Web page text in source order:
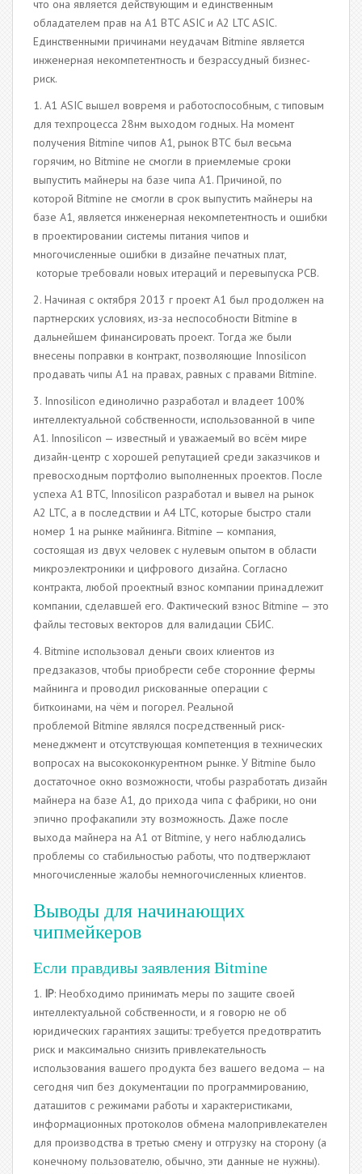
что она является действующим и единственным
обладателем прав на A1 BTC ASIC и A2 LTC ASIC.
Единственными причинами неудачам Bitmine является
инженерная некомпетентность и безрассудный бизнес-
риск.
1. A1 ASIC вышел вовремя и работоспособным, с типовым
для техпроцесса 28нм выходом годных. На момент
получения Bitmine чипов А1, рынок ВТС был весьма
горячим, но Bitmine не смогли в приемлемые сроки
выпустить майнеры на базе чипа А1. Причиной, по
которой Bitmine не смогли в срок выпустить майнеры на
базе А1, является инженерная некомпетентность и ошибки
в проектировании системы питания чипов и
многочисленные ошибки в дизайне печатных плат,
которые требовали новых итераций и перевыпуска PCB.
2. Начиная с октября 2013 г проект А1 был продолжен на
партнерских условиях, из-за неспособности Bitmine в
дальнейшем финансировать проект. Тогда же были
внесены поправки в контракт, позволяющие Innosilicon
продавать чипы А1 на правах, равных с правами Bitmine.
3. Innosilicon единолично разработал и владеет 100%
интеллектуальной собственности, использованной в чипе
А1. Innosilicon — известный и уважаемый во всём мире
дизайн-центр с хорошей репутацией среди заказчиков и
превосходным портфолио выполненных проектов. После
успеха А1 BTC, Innosilicon разработал и вывел на рынок
А2 LTC, а в последствии и А4 LTC, которые быстро стали
номер 1 на рынке майнинга. Bitmine — компания,
состоящая из двух человек с нулевым опытом в области
микроэлектроники и цифрового дизайна. Согласно
контракта, любой проектный взнос компании принадлежит
компании, сделавшей его. Фактический взнос Bitmine — это
файлы тестовых векторов для валидации СБИС.
4. Bitmine использовал деньги своих клиентов из
предзаказов, чтобы приобрести себе сторонние фермы
майнинга и проводил рискованные операции с
биткоинами, на чём и погорел. Реальной
проблемой Bitmine являлся посредственный риск-
менеджмент и отсутствующая компетенция в технических
вопросах на высококонкурентном рынке. У Bitmine было
достаточное окно возможности, чтобы разработать дизайн
майнера на базе А1, до прихода чипа с фабрики, но они
эпично профакапили эту возможность. Даже после
выхода майнера на А1 от Bitmine, у него наблюдались
проблемы со стабильностью работы, что подтвержлают
многочисленные жалобы немногочисленных клиентов.
Выводы для начинающих
чипмейкеров
Если правдивы заявления Bitmine
1. IP: Необходимо принимать меры по защите своей
интеллектуальной собственности, и я говорю не об
юридических гарантиях защиты: требуется предотвратить
риск и максимально снизить привлекательность
использования вашего продукта без вашего ведома — на
сегодня чип без документации по программированию,
даташитов с режимами работы и характеристиками,
информационных протоколов обмена малопривлекателен
для производства в третью смену и отгрузку на сторону (а
конечному пользователю, обычно, эти данные не нужны).